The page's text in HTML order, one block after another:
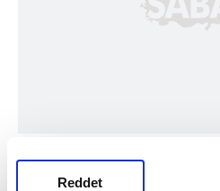
Reddet